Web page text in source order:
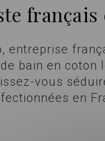
entreprise
bain en coton
vous
en